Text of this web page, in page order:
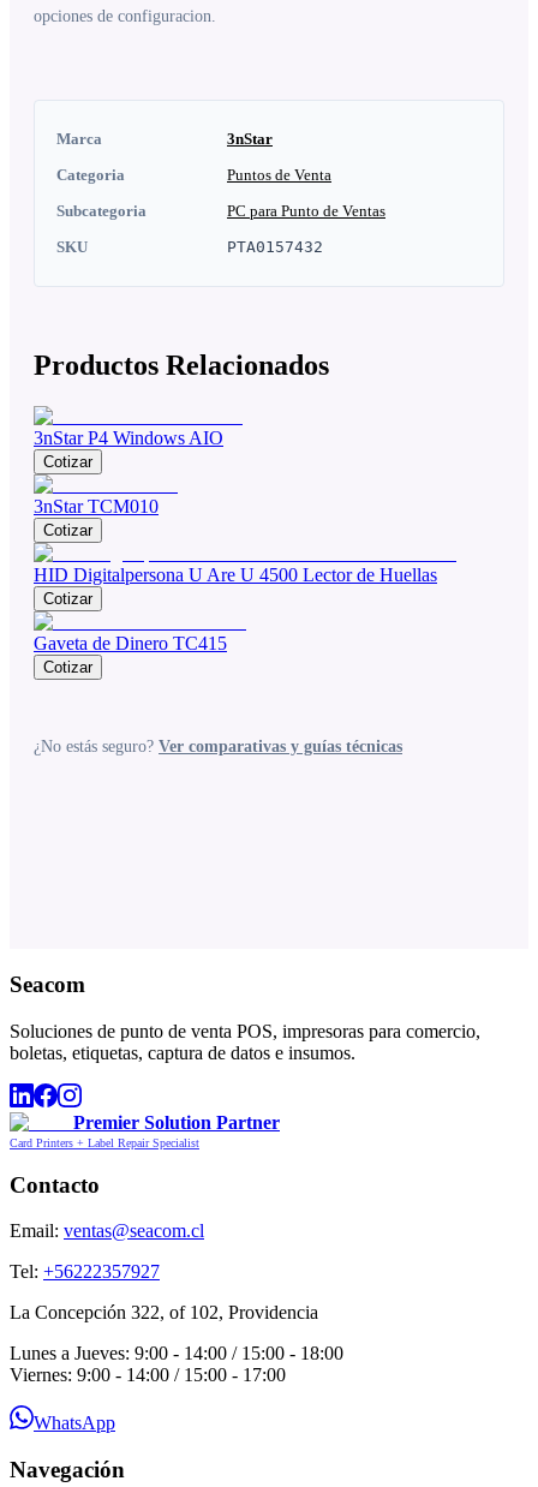
opciones de configuracion.
Marca
3nStar
Categoria
Puntos de Venta
Subcategoria
PC para Punto de Ventas
SKU
PTA0157432
Productos Relacionados
3nStar P4 Windows AIO
Cotizar
3nStar TCM010
Cotizar
HID Digitalpersona U Are U 4500 Lector de Huellas
Cotizar
Gaveta de Dinero TC415
Cotizar
¿No estás seguro? Ver comparativas y guías técnicas
Seacom
Soluciones de punto de venta POS, impresoras para comercio,
boletas, etiquetas, captura de datos e insumos.
Premier Solution Partner
Card Printers + Label Repair Specialist
Contacto
Email: ventas@seacom.cl
Tel: +56222357927
La Concepción 322, of 102, Providencia
Lunes a Jueves: 9:00 - 14:00 / 15:00 - 18:00
Viernes: 9:00 - 14:00 / 15:00 - 17:00
WhatsApp
Navegación